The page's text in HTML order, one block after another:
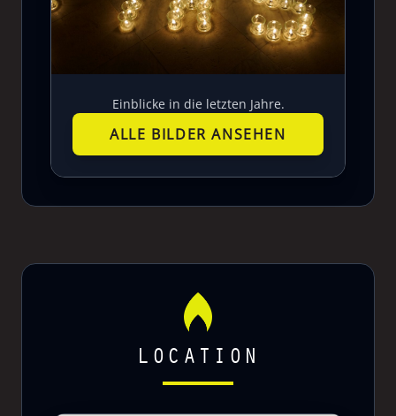
Einblicke in die letzten Jahre.
ALLE BILDER ANSEHEN
LOCATION